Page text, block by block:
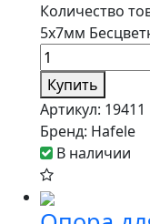
Количество
5х7мм
Купить
Артикул: 19411
Бренд: Hafele
В наличии